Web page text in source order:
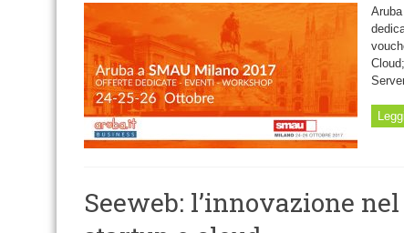
Milano
cloud,
hosting
server
dedicati
e
lo
fa
grande
Seeweb: l’innovazione